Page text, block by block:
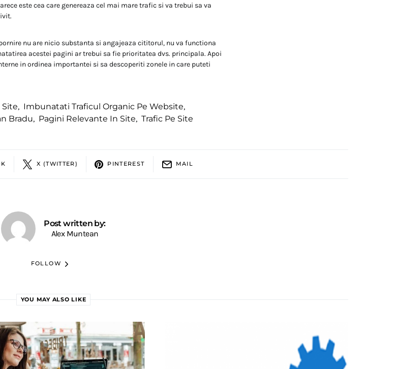
este cea care genereaza cel mai mare trafic si va trebui sa va
nu are nicio substanta si angajeaza cititorul, nu va functiona
acestei pagini ar trebui sa fie prioritatea dvs. principala. Apoi
in ordinea importantei si sa descoperiti zonele in care puteti
, Imbunatati Traficul Organic Pe Website,
Bradu, Pagini Relevante In Site, Trafic Pe Site
X (TWITTER) PINTEREST MAIL
Post written by:
Alex Muntean
FOLLOW
YOU MAY ALSO LIKE